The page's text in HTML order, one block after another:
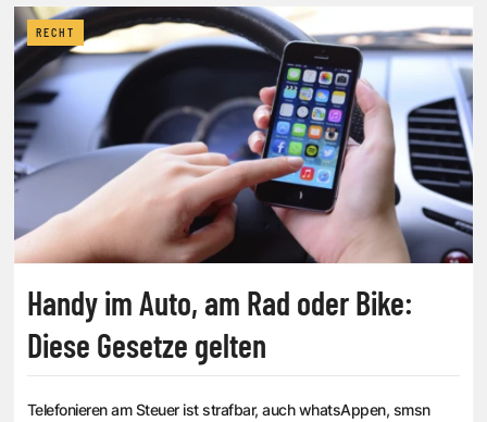
RECHT
Handy im Auto, am Rad oder Bike:
Diese Gesetze gelten
Telefonieren am Steuer ist strafbar, auch whatsAppen, smsn